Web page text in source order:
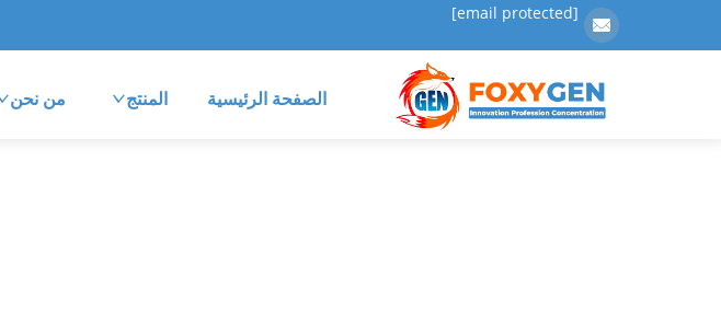
[email protected]
الصفحة الرئيسية المنتج من نحن